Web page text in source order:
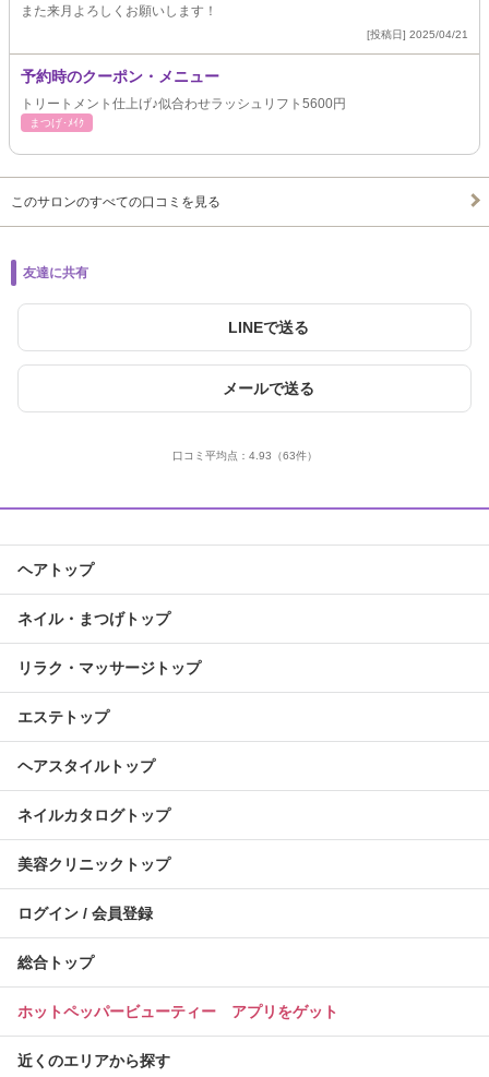
また来月よろしくお願いします！
[投稿日] 2025/04/21
予約時のクーポン・メニュー
トリートメント仕上げ♪似合わせラッシュリフト5600円
まつげ･ﾒｲｸ
このサロンのすべての口コミを見る
友達に共有
LINEで送る
メールで送る
口コミ平均点： 4.93 （63件）
ヘアトップ
ネイル・まつげトップ
リラク・マッサージトップ
エステトップ
ヘアスタイルトップ
ネイルカタログトップ
美容クリニックトップ
ログイン / 会員登録
総合トップ
ホットペッパービューティー アプリをゲット
近くのエリアから探す